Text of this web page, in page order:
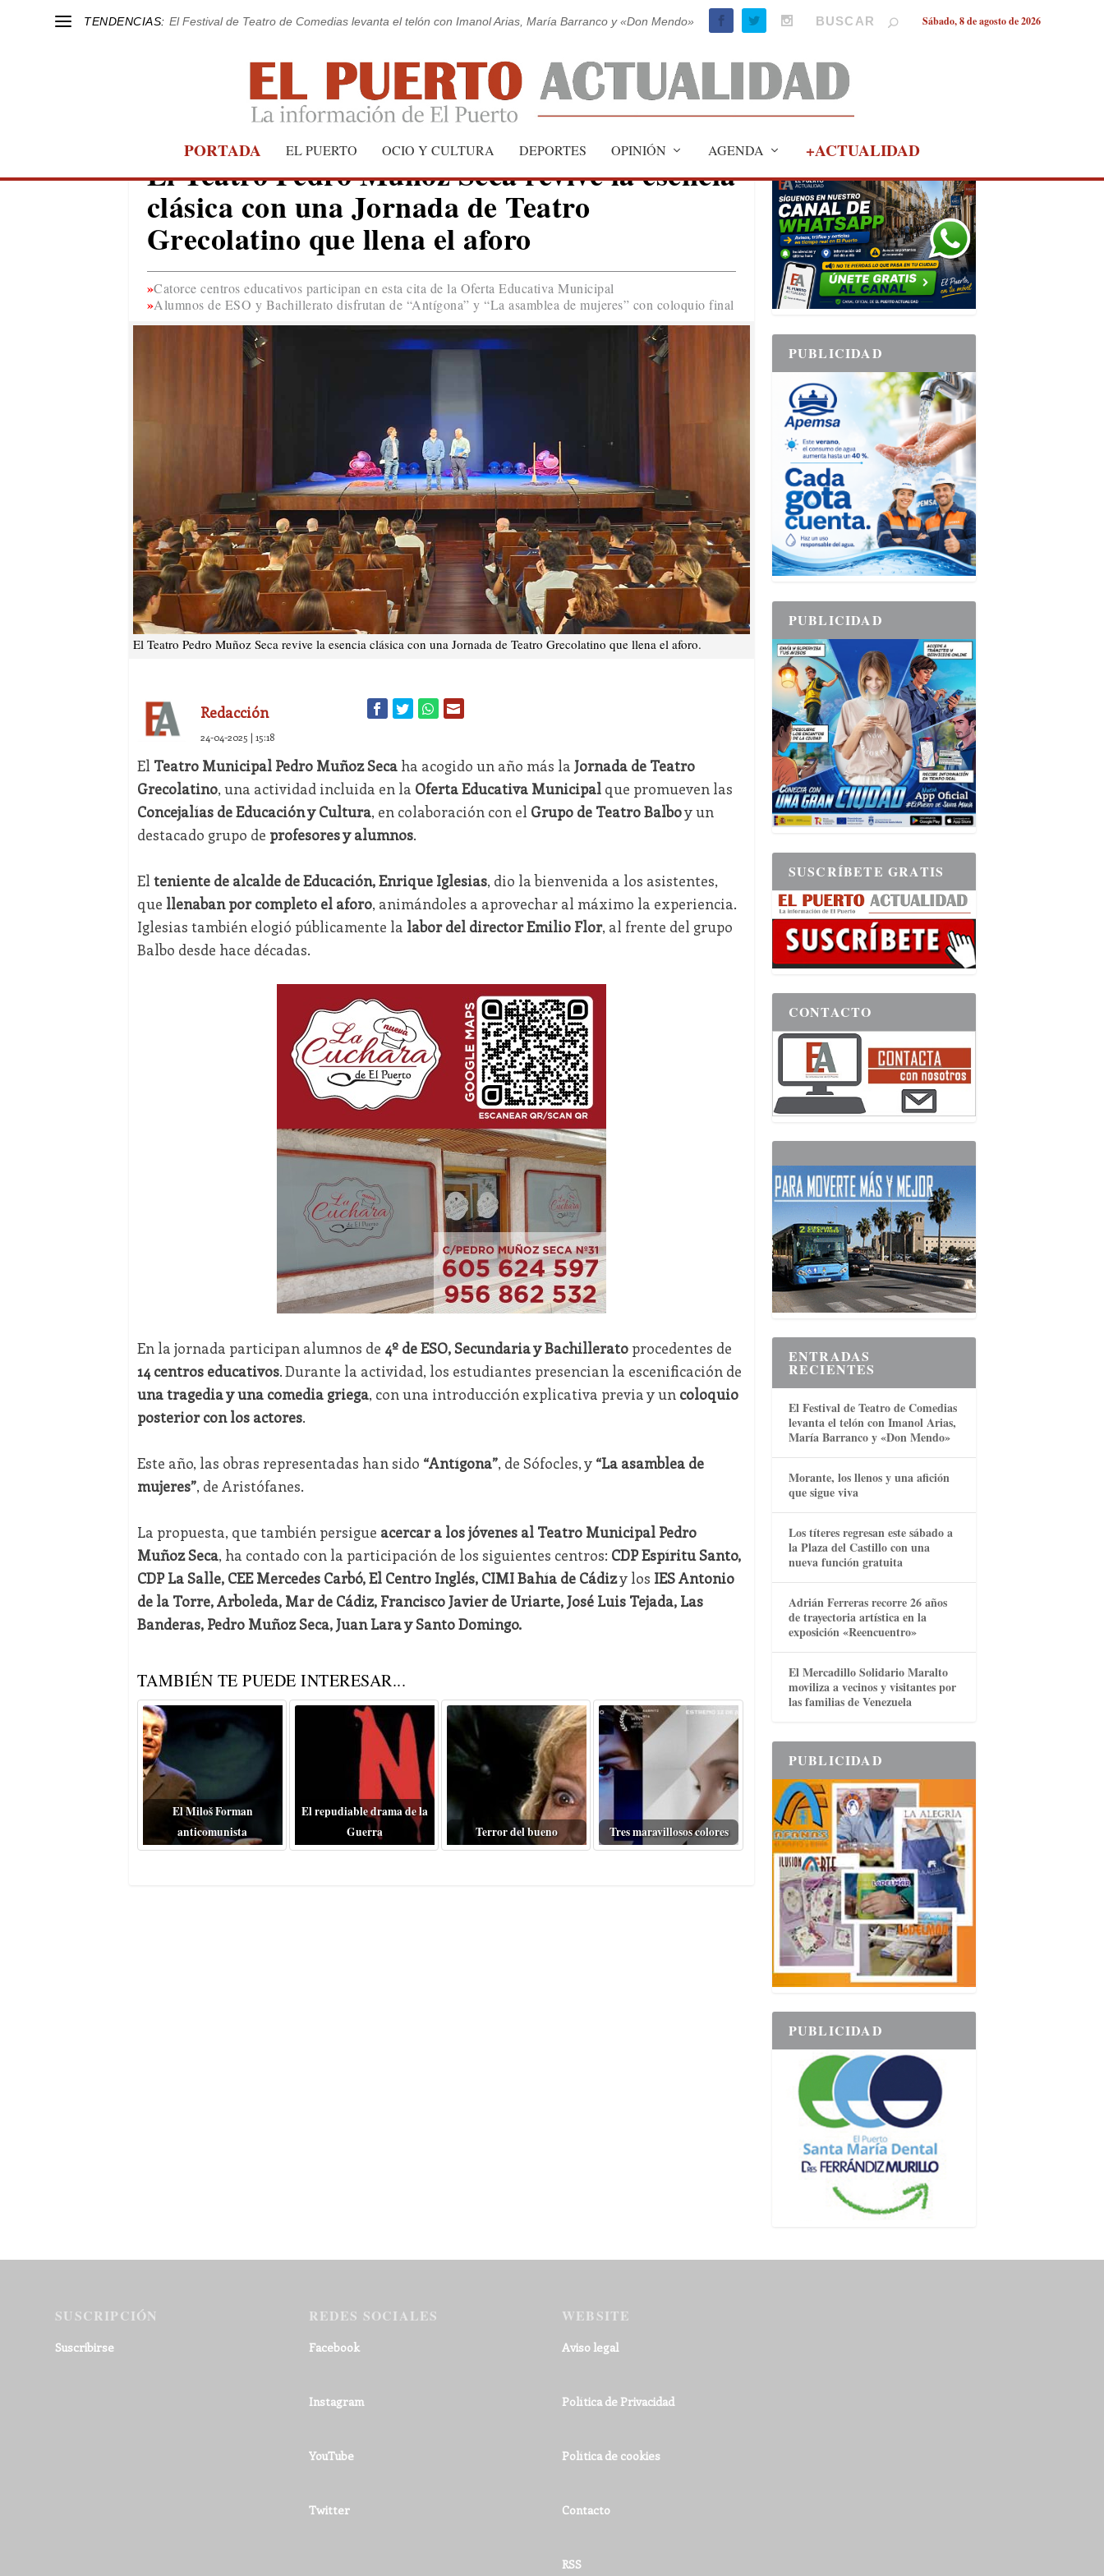
TENDENCIAS: El Festival de Teatro de Comedias levanta el telón con Imanol Arias, María Barranco y «Don Mendo» Sábado, 8 de agosto de 2026
PORTADA EL PUERTO OCIO Y CULTURA DEPORTES OPINIÓN AGENDA +ACTUALIDAD
EL PUERTO
El Teatro Pedro Muñoz Seca revive la esencia
clásica con una Jornada de Teatro
Grecolatino que llena el aforo
Catorce centros educativos participan en esta cita de la Oferta Educativa Municipal
Alumnos de ESO y Bachillerato disfrutan de “Antígona” y “La asamblea de mujeres” con coloquio final
El Teatro Pedro Muñoz Seca revive la esencia clásica con una Jornada de Teatro Grecolatino que llena el aforo.
Redacción
24-04-2025 | 15:18
El Teatro Municipal Pedro Muñoz Secaha acogido un año más la Jornada de Teatro
Grecolatino, una actividad incluida en la Oferta Educativa Municipalque promueven las
Concejalías de Educación y Cultura, en colaboración con el Grupo de Teatro Balboy un
destacado grupo de profesores y alumnos.
El teniente de alcalde de Educación, Enrique Iglesias, dio la bienvenida a los asistentes,
que llenaban por completo el aforo, animándoles a aprovechar al máximo la experiencia.
Iglesias también elogió públicamente la labor del director Emilio Flor, al frente del grupo
Balbo desde hace décadas.
En la jornada participan alumnos de 4º de ESO, Secundaria y Bachilleratoprocedentes de
14 centros educativos. Durante la actividad, los estudiantes presencian la escenificación de
una tragedia y una comedia griega, con una introducción explicativa previa y un coloquio
posterior con los actores.
Este año, las obras representadas han sido “Antígona”, de Sófocles, y “La asamblea de
mujeres”, de Aristófanes.
La propuesta, que también persigue acercar a los jóvenes al Teatro Municipal Pedro
Muñoz Seca, ha contado con la participación de los siguientes centros: CDP Espíritu Santo,
CDP La Salle, CEE Mercedes Carbó, El Centro Inglés, CIMI Bahía de Cádizy los IES Antonio
de la Torre, Arboleda, Mar de Cádiz, Francisco Javier de Uriarte, José Luis Tejada, Las
Banderas, Pedro Muñoz Seca, Juan Lara y Santo Domingo.
TAMBIÉN TE PUEDE INTERESAR...
El Miloš Forman
anticomunista
El repudiable drama de la
Guerra
Terror del bueno Tres maravillosos colores
PUBLICIDAD
PUBLICIDAD
PUBLICIDAD
SUSCRÍBETE GRATIS
CONTACTO
ENTRADAS
RECIENTES
El Festival de Teatro de Comedias
levanta el telón con Imanol Arias,
María Barranco y «Don Mendo»
Morante, los llenos y una afición
que sigue viva
Los títeres regresan este sábado a
la Plaza del Castillo con una
nueva función gratuita
Adrián Ferreras recorre 26 años
de trayectoria artística en la
exposición «Reencuentro»
El Mercadillo Solidario Maralto
moviliza a vecinos y visitantes por
las familias de Venezuela
PUBLICIDAD
PUBLICIDAD
SUSCRIPCIÓN
Suscribirse
REDES SOCIALES
Facebook
Instagram
YouTube
Twitter
WEBSITE
Aviso legal
Política de Privacidad
Política de cookies
Contacto
RSS